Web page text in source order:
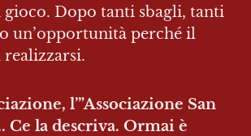
Dopo tanti sbagli, tanti
un’opportunità perché il
l’”Associazione San
Ce la descriva. Ormai è